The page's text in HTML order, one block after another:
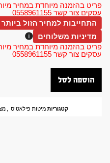
עסקים צור קשר 0558961155
התחייבות למחיר הזול
מדיניות משלוחים
עסקים צור קשר 0558961155
הוספה לסל
קטגוריות מיטות פילאטיס ,